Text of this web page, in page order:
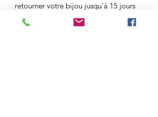
retourner votre bijou jusqu'à 15 jours
après l'achat. Celui ci devra être
retourné dans son écrin, il ne devra pas